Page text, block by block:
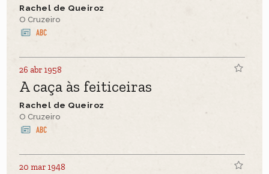
Rachel de Queiroz
O Cruzeiro
26 abr 1958
A caça às feiticeiras
Rachel de Queiroz
O Cruzeiro
20 mar 1948